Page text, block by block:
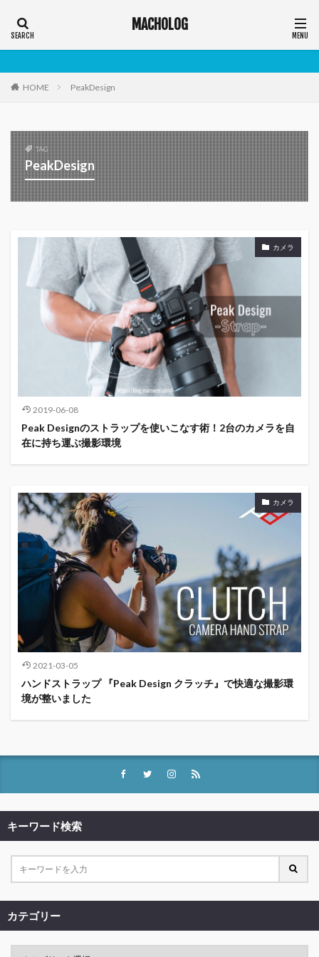
MACHOLOG
HOME PeakDesign
TAG
PeakDesign
カメラ
2019-06-08
Peak Designのストラップを使いこなす術！2台のカメラを自
在に持ち運ぶ撮影環境
カメラ
2021-03-05
ハンドストラップ 『Peak Design クラッチ』で快適な撮影環
境が整いました
キーワード検索
カテゴリー